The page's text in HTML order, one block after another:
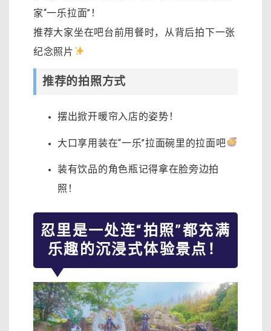
家“一乐拉面”！
推荐大家坐在吧台前用餐时，从背后拍下一张
纪念照片
推荐的拍照方式
摆出掀开暖帘入店的姿势！
大口享用装在“一乐”拉面碗里的拉面吧
装有饮品的角色瓶记得拿在脸旁边拍
照！
忍里是一处连“拍照”都充满
乐趣的沉浸式体验景点！